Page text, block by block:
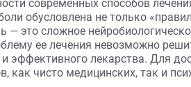
современных способов
обусловлена не только
— это сложное
ее лечения невозможно
эффективного лекарства. Для
как чисто медицинских, так и